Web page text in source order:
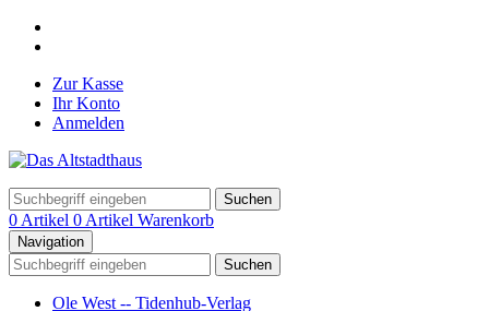
Zur Kasse
Ihr Konto
Anmelden
Suchen
0 Artikel 0 Artikel Warenkorb
Navigation
Suchen
Ole West -- Tidenhub-Verlag